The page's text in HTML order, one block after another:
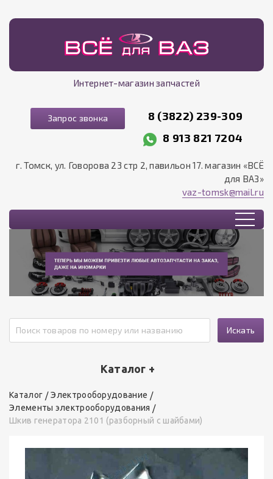
Интернет-магазин запчастей
Запрос звонка
8 (3822) 239-309
8 913 821 7204
г. Томск, ул. Говорова 23 стр 2, павильон 17. магазин «ВСЁ
для ВАЗ»
vaz-tomsk@mail.ru
Искать
Каталог +
Каталог
Электрооборудование
Элементы электрооборудования
Шкив генератора 2101 (разборный с шайбами)